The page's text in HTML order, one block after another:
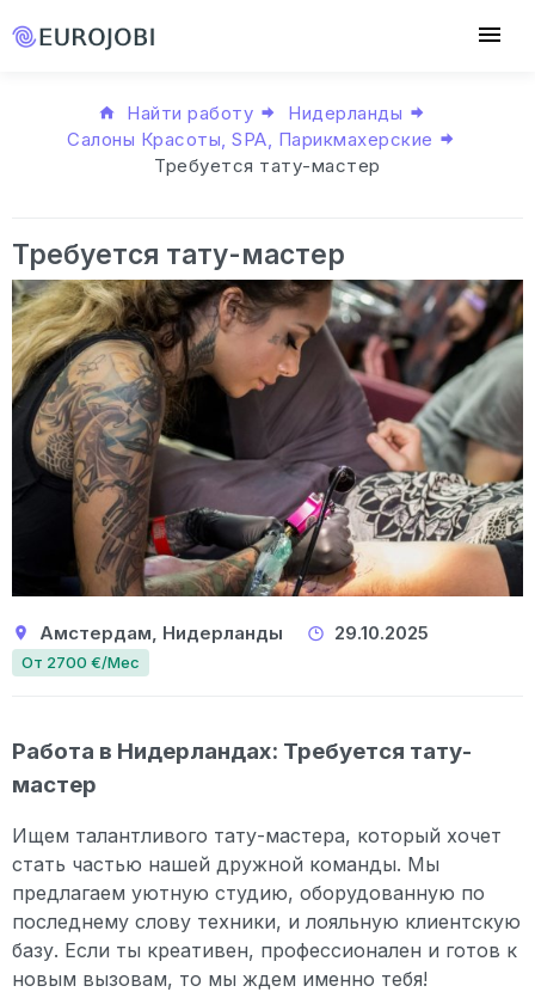
Найти работу
Нидерланды
Салоны Красоты, SPA, Парикмахерские
Требуется тату-мастер
Требуется тату-мастер
Амстердам, Нидерланды 29.10.2025
От 2700 €/Мес
Работа в Нидерландах: Требуется тату-
мастер
Ищем талантливого тату-мастера, который хочет
стать частью нашей дружной команды. Мы
предлагаем уютную студию, оборудованную по
последнему слову техники, и лояльную клиентскую
базу. Если ты креативен, профессионален и готов к
новым вызовам, то мы ждем именно тебя!